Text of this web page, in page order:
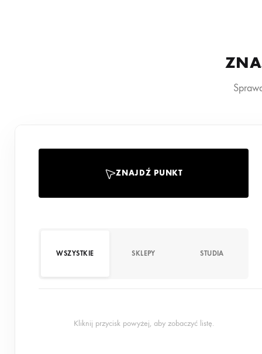
ZNAJDŹ PUNKT
WSZYSTKIE SKLEPY STUDIA
Kliknij przycisk powyżej, aby zobaczyć listę.